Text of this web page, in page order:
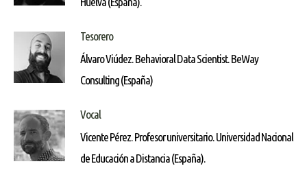
Tesorero
Álvaro Viúdez. Behavioral Data Scientist. BeWay
Consulting (España)
Vocal
Vicente Pérez. Profesor universitario. Universidad Nacional
de Educación a Distancia (España).